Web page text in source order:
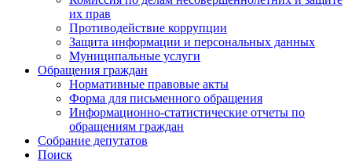
их прав
Противодействие коррупции
Защита информации и персональных данных
Муниципальные услуги
Обращения граждан
Нормативные правовые акты
Форма для письменного обращения
Информационно-статистические отчеты по
обращениям граждан
Собрание депутатов
Поиск